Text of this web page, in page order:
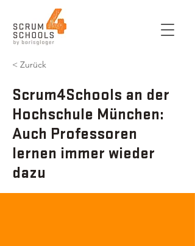
< Zurück
Scrum4Schools an der
Hochschule München:
Auch Professoren
lernen immer wieder
dazu